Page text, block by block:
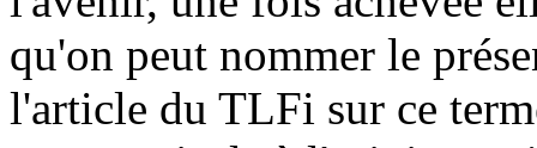
qu'on peut nommer le
l'article du TLFi sur ce